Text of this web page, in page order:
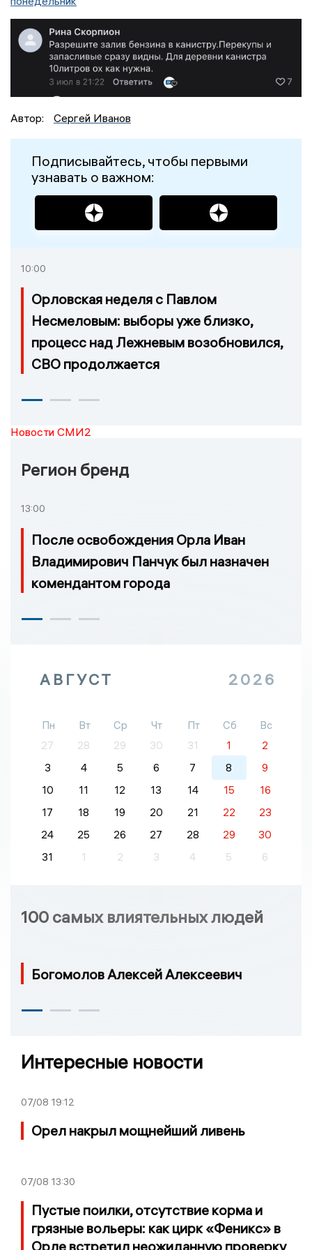
Автор: Сергей Иванов
Подписывайтесь, чтобы первыми
узнавать о важном:
10:00
Орловская неделя с Павлом
Несмеловым: выборы уже близко,
процесс над Лежневым возобновился,
СВО продолжается
Новости СМИ2
Регион бренд
13:00
После освобождения Орла Иван
Владимирович Панчук был назначен
комендантом города
АВГУСТ 2026
Пн Вт Ср Чт Пт Сб
Вс
27
28 29 30 31 1
2
3
4 5 6 7 8
9
10
11 12 13 14 15
16
17
18 19 20 21 22
23
24
25 26 27 28 29
30
31
1 2 3 4 5 6
100 самых влиятельных людей
Богомолов Алексей Алексеевич
Интересные новости
07/08 19:12
Орел накрыл мощнейший ливень
07/08 13:30
Пустые поилки, отсутствие корма и
грязные вольеры: как цирк «Феникс» в
Орле встретил неожиданную проверку